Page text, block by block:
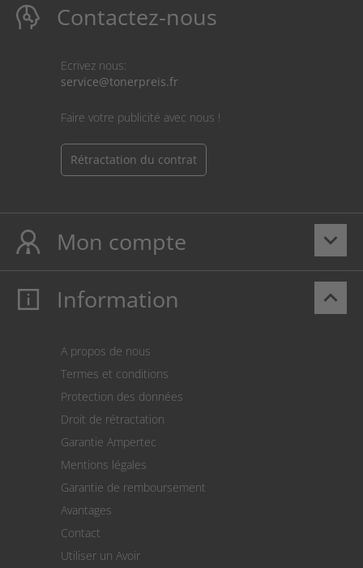
Contactez-nous
Ecrivez nous:
service@tonerpreis.fr
Faire votre publicité avec nous !
Rétractation du contrat
keyboard_arrow_down
Mon compte
Mon compte
Paiement
Le calculateur des frais de port
Paramètres des cookies
keyboard_arrow_up
Information
A propos de nous
Termes et conditions
Protection des données
Droit de rétractation
Garantie Ampertec
Mentions légales
Garantie de remboursement
Avantages
Contact
Utiliser un Avoir